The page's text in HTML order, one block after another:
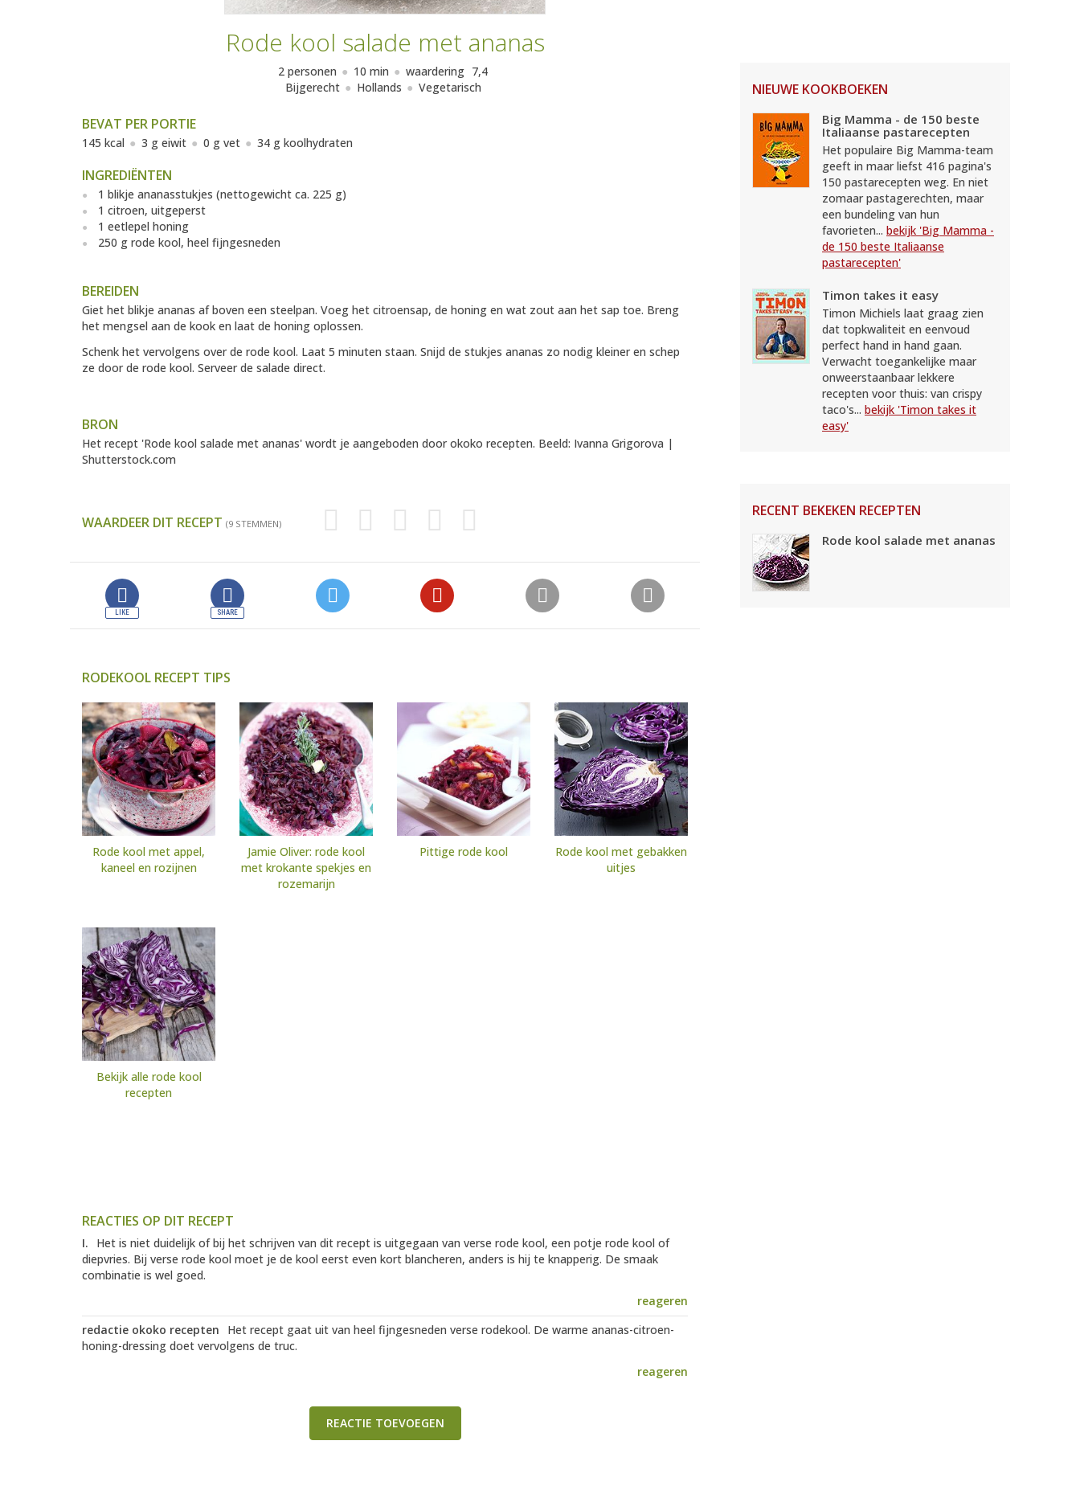
Rode kool salade met ananas
2 personen 10 min waardering 7,4
Bijgerecht
Hollands Vegetarisch
BEVAT PER PORTIE
145 kcal 3 g eiwit 0 g vet 34 g koolhydraten
INGREDIËNTEN
1 blikje ananasstukjes (nettogewicht ca. 225 g)
1 citroen, uitgeperst
1 eetlepel honing
250 g rode kool, heel fijngesneden
BEREIDEN
Giet het blikje ananas af boven een steelpan. Voeg het citroensap, de honing en wat zout aan het sap toe. Breng
het mengsel aan de kook en laat de honing oplossen.
Schenk het vervolgens over de rode kool. Laat 5 minuten staan. Snijd de stukjes ananas zo nodig kleiner en schep
ze door de rode kool. Serveer de salade direct.
BRON
Het recept 'Rode kool salade met ananas' wordt je aangeboden doorokoko recepten. Beeld: Ivanna Grigorova |
Shutterstock.com
WAARDEER DIT RECEPT (9 STEMMEN)
RODEKOOL RECEPT TIPS
Rode kool met appel,
kaneel en rozijnen
Jamie Oliver: rode kool
met krokante spekjes en
rozemarijn
Pittige rode kool
Rode kool met gebakken
uitjes
Bekijk alle rode kool
recepten
REACTIES OP DIT RECEPT
I.
Het is niet duidelijk of bij het schrijven van dit recept is uitgegaan van verse rode kool, een potje rode kool of
diepvries. Bij verse rode kool moet je de kool eerst even kort blancheren, anders is hij te knapperig. De smaak
combinatie is wel goed.
reageren
redactie okoko recepten
Het recept gaat uit van heel fijngesneden verse rodekool. De warme ananas-citroen-
honing-dressing doet vervolgens de truc.
reageren
REACTIE TOEVOEGEN
NIEUWE KOOKBOEKEN
Big Mamma - de 150 beste
Italiaanse pastarecepten
Het populaire Big Mamma-team
geeft in maar liefst 416 pagina's
150 pastarecepten weg. En niet
zomaar pastagerechten, maar
een bundeling van hun
favorieten... bekijk 'Big Mamma -
de 150 beste Italiaanse
pastarecepten'
Timon takes it easy
Timon Michiels laat graag zien
dat topkwaliteit en eenvoud
perfect hand in hand gaan.
Verwacht toegankelijke maar
onweerstaanbaar lekkere
recepten voor thuis: van crispy
taco's... bekijk 'Timon takes it
easy'
RECENT BEKEKEN RECEPTEN
Rode kool salade met ananas